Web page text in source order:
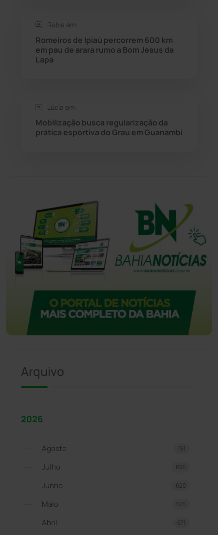
Sítio do Mato
Sudoeste Baiano
Rúbia em:
Romeiros de Ipiaú percorrem 600 km
em pau de arara rumo a Bom Jesus da
Lapa
Lúcia em:
Mobilização busca regularização da
prática esportiva do Grau em Guanambi
Arquivo
2026
Agosto 151
Julho 695
Junho 620
Maio 675
Abril 671